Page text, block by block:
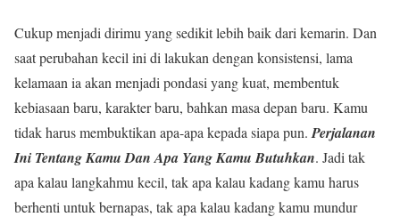
Cukup menjadi dirimu yang sedikit lebih baik dari kemarin. Dan
saat perubahan kecil ini di lakukan dengan konsistensi, lama
kelamaan ia akan menjadi pondasi yang kuat, membentuk
kebiasaan baru, karakter baru, bahkan masa depan baru. Kamu
tidak harus membuktikan apa-apa kepada siapa pun. Perjalanan
Ini Tentang Kamu Dan Apa Yang Kamu Butuhkan. Jadi tak
apa kalau langkahmu kecil, tak apa kalau kadang kamu harus
berhenti untuk bernapas, tak apa kalau kadang kamu mundur